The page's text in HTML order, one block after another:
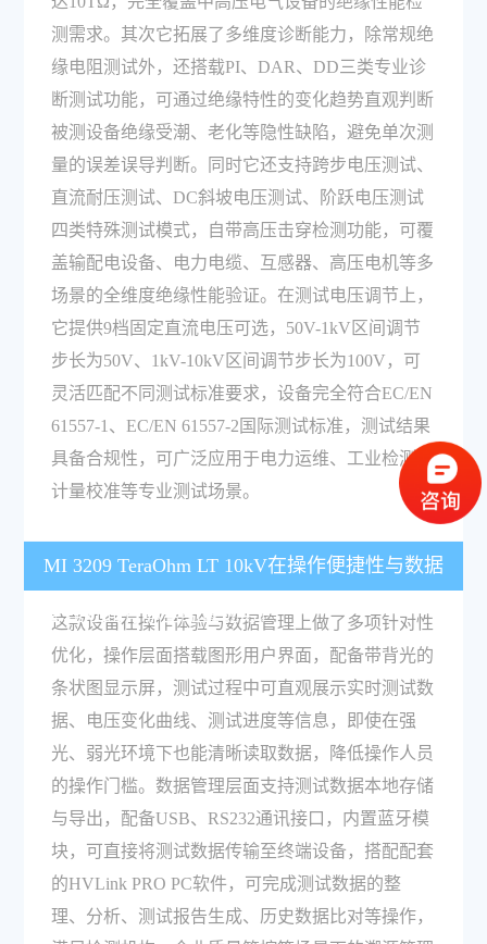
测需求。其次它拓展了多维度诊断能力，除常规绝
缘电阻测试外，还搭载PI、DAR、DD三类专业诊
断测试功能，可通过绝缘特性的变化趋势直观判断
被测设备绝缘受潮、老化等隐性缺陷，避免单次测
量的误差误导判断。同时它还支持跨步电压测试、
直流耐压测试、DC斜坡电压测试、阶跃电压测试
四类特殊测试模式，自带高压击穿检测功能，可覆
盖输配电设备、电力电缆、互感器、高压电机等多
场景的全维度绝缘性能验证。在测试电压调节上，
它提供9档固定直流电压可选，50V-1kV区间调节
步长为50V、1kV-10kV区间调节步长为100V，可
灵活匹配不同测试标准要求，设备完全符合EC/EN
61557-1、EC/EN 61557-2国际测试标准，测试结果
具备合规性，可广泛应用于电力运维、工业检测、
计量校准等专业测试场景。
MI 3209 TeraOhm LT 10kV在操作便捷性与数据
管理方面有哪些配置优势？
这款设备在操作体验与数据管理上做了多项针对性
优化，操作层面搭载图形用户界面，配备带背光的
条状图显示屏，测试过程中可直观展示实时测试数
据、电压变化曲线、测试进度等信息，即使在强
光、弱光环境下也能清晰读取数据，降低操作人员
的操作门槛。数据管理层面支持测试数据本地存储
与导出，配备USB、RS232通讯接口，内置蓝牙模
块，可直接将测试数据传输至终端设备，搭配配套
的HVLink PRO PC软件，可完成测试数据的整
理、分析、测试报告生成、历史数据比对等操作，